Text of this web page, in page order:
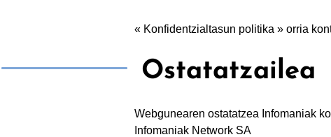
« Konfidentzialtasun politika » orria
Ostatatzailea
Webgunearen ostatatzea Infomaniak
Infomaniak Network SA